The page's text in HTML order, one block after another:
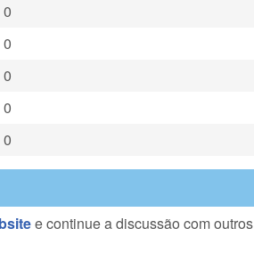
0
0
0
0
0
e continue a discussão com outros